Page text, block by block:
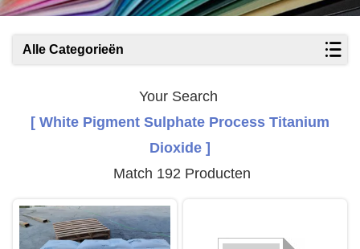
Alle Categorieën
Your Search
[ White Pigment Sulphate Process Titanium
Dioxide ]
Match 192 Producten